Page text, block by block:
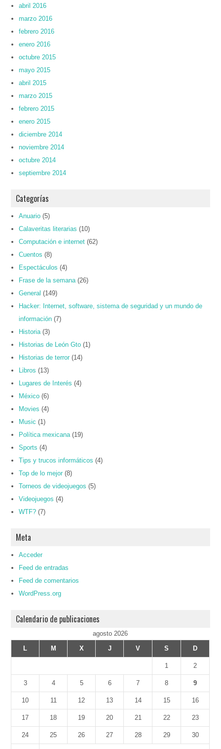
abril 2016
marzo 2016
febrero 2016
enero 2016
octubre 2015
mayo 2015
abril 2015
marzo 2015
febrero 2015
enero 2015
diciembre 2014
noviembre 2014
octubre 2014
septiembre 2014
Categorías
Anuario (5)
Calaveritas literarias (10)
Computación e internet (62)
Cuentos (8)
Espectáculos (4)
Frase de la semana (26)
General (149)
Hacker: Internet, software, sistema de seguridad y un mundo de
información (7)
Historia (3)
Historias de León Gto (1)
Historias de terror (14)
Libros (13)
Lugares de Interés (4)
México (6)
Movies (4)
Music (1)
Política mexicana (19)
Sports (4)
Tips y trucos informáticos (4)
Top de lo mejor (8)
Torneos de videojuegos (5)
Videojuegos (4)
WTF? (7)
Meta
Acceder
Feed de entradas
Feed de comentarios
WordPress.org
Calendario de publicaciones
agosto 2026
L
M X J V S D
1 2
3 4 5 6 7 8 9
10 11 12 13 14 15 16
17 18 19 20 21 22 23
24 25 26 27 28 29 30